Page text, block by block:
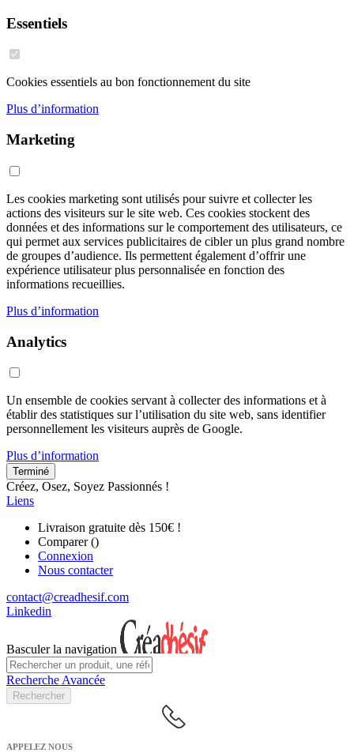
Essentiels
Cookies essentiels au bon fonctionnement du site
Plus d’information
Marketing
Les cookies marketing sont utilisés pour suivre et collecter les
actions des visiteurs sur le site web. Ces cookies stockent des
données et des informations sur le comportement des utilisateurs, ce
qui permet aux services publicitaires de cibler un plus grand nombre
de groupes d’audience. Ils permettent également d’offrir une
expérience utilisateur plus personnalisée en fonction des
informations recueillies.
Plus d’information
Analytics
Un ensemble de cookies servant à collecter des informations et à
établir des statistiques sur l’utilisation du site web, sans identifier
personnellement les visiteurs auprès de Google.
Plus d’information
Terminé
Créez, Osez, Soyez Passionnés !
Liens
Livraison gratuite dès 150€ !
Comparer ()
Connexion
Nous contacter
contact@creadhesif.com
Linkedin
Basculer la navigation
Recherche Avancée
Rechercher
APPELEZ NOUS